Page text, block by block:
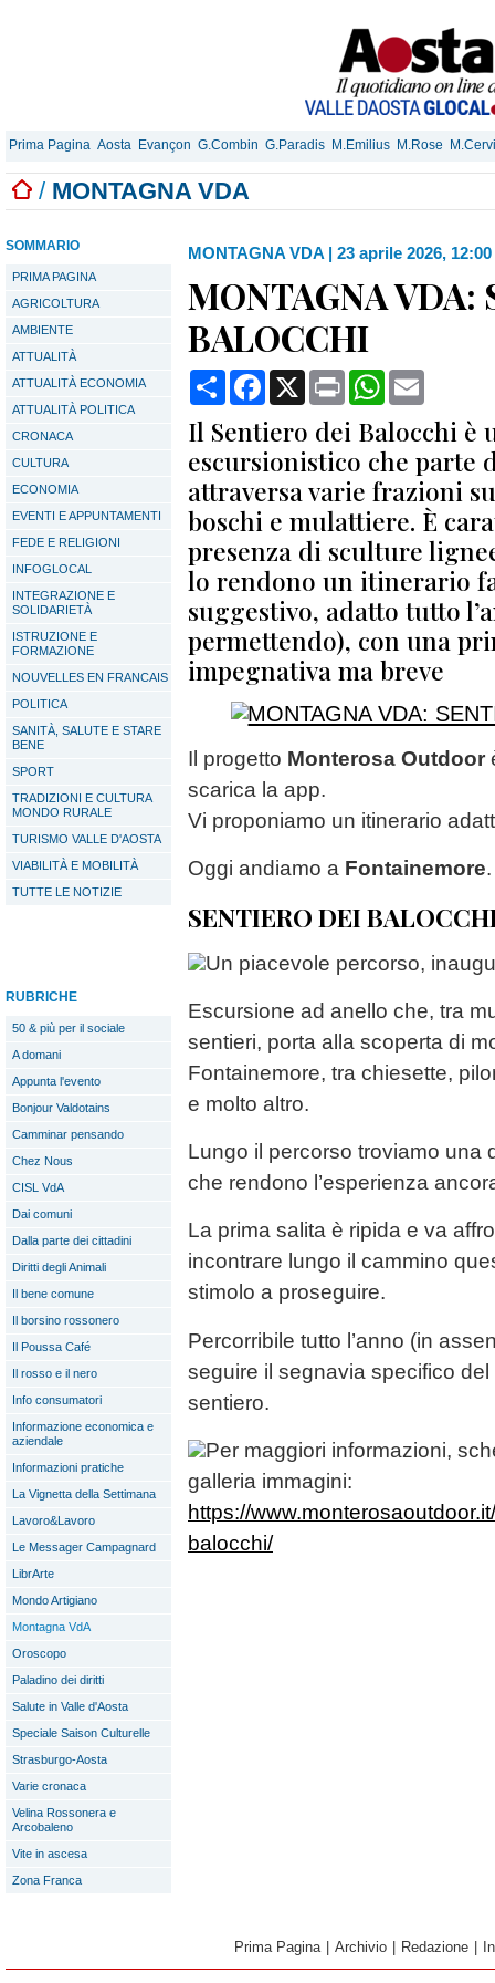
Prima Pagina Aosta Evançon G.Combin G.Paradis M.Emilius M.Rose
/ MONTAGNA VDA
SOMMARIO
PRIMA PAGINA
AGRICOLTURA
AMBIENTE
ATTUALITÀ
ATTUALITÀ ECONOMIA
ATTUALITÀ POLITICA
CRONACA
CULTURA
ECONOMIA
EVENTI E APPUNTAMENTI
FEDE E RELIGIONI
INFOGLOCAL
INTEGRAZIONE E
SOLIDARIETÀ
ISTRUZIONE E
FORMAZIONE
NOUVELLES EN FRANCAIS
POLITICA
SANITÀ, SALUTE E STARE
BENE
SPORT
TRADIZIONI E CULTURA
MONDO RURALE
TURISMO VALLE D'AOSTA
VIABILITÀ E MOBILITÀ
TUTTE LE NOTIZIE
RUBRICHE
50 & più per il sociale
A domani
Appunta l'evento
Bonjour Valdotains
Camminar pensando
Chez Nous
CISL VdA
Dai comuni
Dalla parte dei cittadini
Diritti degli Animali
Il bene comune
Il borsino rossonero
Il Poussa Café
Il rosso e il nero
Info consumatori
Informazione economica e
aziendale
Informazioni pratiche
La Vignetta della Settimana
Lavoro&Lavoro
Le Messager Campagnard
LibrArte
Mondo Artigiano
Montagna VdA
Oroscopo
Paladino dei diritti
Salute in Valle d'Aosta
Speciale Saison Culturelle
Strasburgo-Aosta
Varie cronaca
Velina Rossonera e
Arcobaleno
Vite in ascesa
Zona Franca
MONTAGNA VDA | 23 aprile 2026, 12:00
MONTAGNA VDA:
BALOCCHI
CondividiFacebook
X Print WhatsApp
Il Sentiero dei Balocchi è
escursionistico che parte
attraversa varie frazioni
boschi e mulattiere. È
presenza di sculture
lo rendono un itinerario
suggestivo, adatto tutto
permettendo), con una
impegnativa ma breve
Il progetto Monterosa Outdoor
scarica la app.
Vi proponiamo un itinerario
Oggi andiamo a Fontainemore.
SENTIERO DEI
Un piacevole percorso,
Escursione ad anello che, tra
sentieri, porta alla scoperta di
Fontainemore, tra chiesette,
e molto altro.
Lungo il percorso troviamo una
che rendono l’esperienza
La prima salita è ripida e va
incontrare lungo il cammino
stimolo a proseguire.
Percorribile tutto l’anno (in
seguire il segnavia specifico del
sentiero.
Per maggiori informazioni,
galleria immagini:
https://
balocchi/
Prima Pagina Archivio Redazione